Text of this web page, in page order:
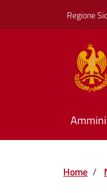
Regione
Home /